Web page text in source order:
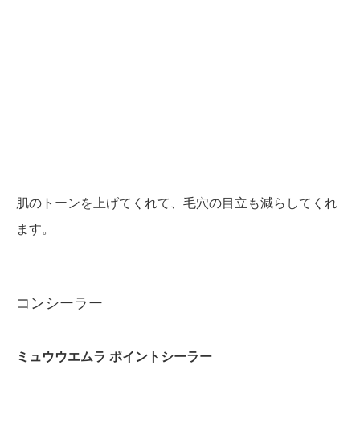
肌のトーンを上げてくれて、毛穴の目立も減らしてくれ
ます。
コンシーラー
ミュウウエムラ ポイントシーラー